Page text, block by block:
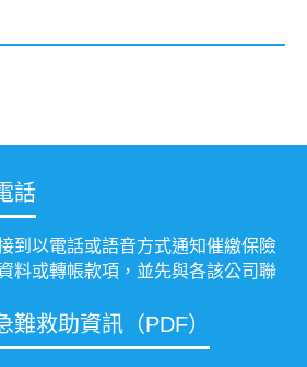
話
到以電話或語音方式通知催繳保險
料或轉帳款項，並先與各該公司聯
難救助資訊（PDF）